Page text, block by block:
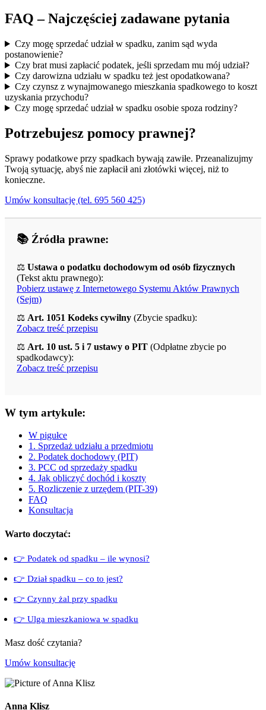
FAQ – Najczęściej zadawane pytania
Czy mogę sprzedać udział w spadku, zanim sąd wyda
postanowienie?
Czy brat musi zapłacić podatek, jeśli sprzedam mu mój udział?
Czy darowizna udziału w spadku też jest opodatkowana?
Czy czynsz z wynajmowanego mieszkania spadkowego to koszt
uzyskania przychodu?
Czy mogę sprzedać udział w spadku osobie spoza rodziny?
Potrzebujesz pomocy prawnej?
Sprawy podatkowe przy spadkach bywają zawiłe. Przeanalizujmy
Twoją sytuację, abyś nie zapłacił ani złotówki więcej, niż to
konieczne.
Umów konsultację (tel. 695 560 425)
📚 Źródła prawne:
⚖️ Ustawa o podatku dochodowym od osób fizycznych
(Tekst aktu prawnego):
Pobierz ustawę z Internetowego Systemu Aktów Prawnych
(Sejm)
⚖️ Art. 1051 Kodeks cywilny (Zbycie spadku):
Zobacz treść przepisu
⚖️ Art. 10 ust. 5 i 7 ustawy o PIT (Odpłatne zbycie po
spadkodawcy):
Zobacz treść przepisu
W tym artykule:
W pigułce
1. Sprzedaż udziału a przedmiotu
2. Podatek dochodowy (PIT)
3. PCC od sprzedaży spadku
4. Jak obliczyć dochód i koszty
5. Rozliczenie z urzędem (PIT-39)
FAQ
Konsultacja
Warto doczytać:
👉 Podatek od spadku – ile wynosi?
👉 Dział spadku – co to jest?
👉 Czynny żal przy spadku
👉 Ulga mieszkaniowa w spadku
Masz dość czytania?
Umów konsultację
Anna Klisz